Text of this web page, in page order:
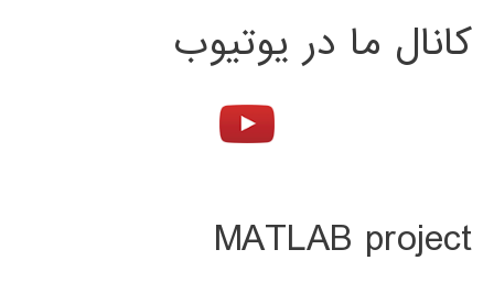
کانال ما در یوتیوب
MATLAB project